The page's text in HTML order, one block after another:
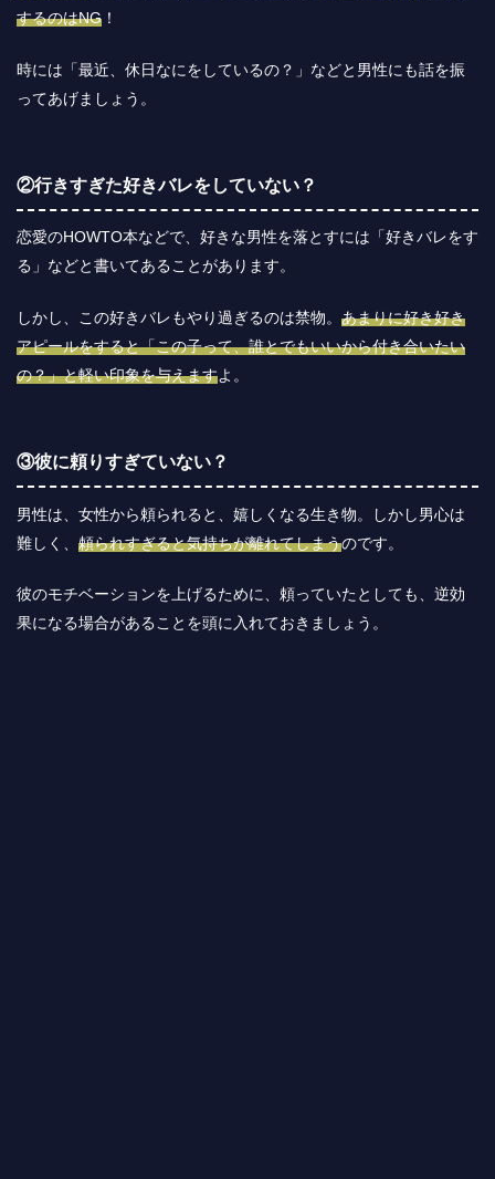
するのはNG ！
時には「最近、休日なにをしているの？」などと男性にも話を振
ってあげましょう。
②行きすぎた好きバレをしていない？
恋愛のHOWTO本などで、好きな男性を落とすには「好きバレをす
る」などと書いてあることがあります。
しかし、この好きバレもやり過ぎるのは禁物。 あまりに好き好き
アピールをすると「この子って、誰とでもいいから付き合いたい
の？」と軽い印象を与えますよ。
③彼に頼りすぎていない？
男性は、女性から頼られると、嬉しくなる生き物。しかし男心は
難しく、 頼られすぎると気持ちが離れてしまうのです。
彼のモチベーションを上げるために、頼っていたとしても、逆効
果になる場合があることを頭に入れておきましょう。